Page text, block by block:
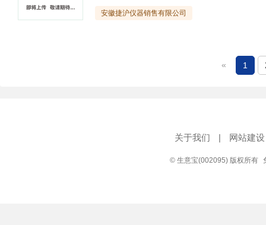
安徽捷沪仪器销售有限公司
« 1
关于我们 | 网站建设
© 生意宝(002095) 版权所有